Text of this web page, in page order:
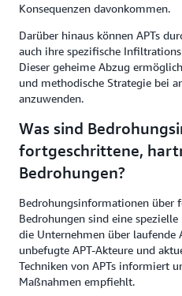
Konsequenzen davonkommen.
Darüber hinaus können APTs
auch ihre spezifische
Dieser geheime Abzug
und methodische Strategie bei
anzuwenden.
Was sind
fortgeschrittene,
Bedrohungen?
Bedrohungsinformationen über
Bedrohungen sind eine
die Unternehmen über laufende
unbefugte APT-Akteure und
Techniken von APTs informiert
Maßnahmen empfiehlt.